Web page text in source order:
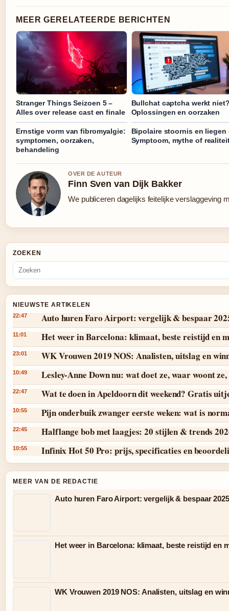
MEER GERELATEERDE BERICHTEN
Stranger Things Seizoen 5 –
Alles over release cast en finale
Bullchat captcha werkt
Oplossingen en oorzaken
Ernstige vorm van fibromyalgie:
symptomen, oorzaken,
behandeling
Bipolaire stoornis en liegen
Symptoom, mythe of
OVER DE AUTEUR
Finn Sven van Dijk Bakker
We publiceren dagelijks feitelijke verslaggeving
ZOEKEN
NIEUWSTE ARTIKELEN
22:47 Auto huren Faro Airport: vergelijk & bespaar
11:01 Het weer in Barcelona: klimaat, beste reistijd en
23:01 WK Vrouwen 2019 NOS: Analisten, uitslag en
10:49 Lesley-Anne Down nu: wat doet ze, waar woont
22:47 Wat te doen in Apeldoorn dit weekend? Gratis
10:55 Pijn onderbuik zwanger eerste weken: wat is
22:45 Halflange bob met laagjes: 20 stijlen & trends
10:55 Infinix Hot 50 Pro: prijs, specificaties en
MEER VAN DE REDACTIE
Auto huren Faro Airport: vergelijk & bespaar
Het weer in Barcelona: klimaat, beste reistijd en
WK Vrouwen 2019 NOS: Analisten, uitslag en